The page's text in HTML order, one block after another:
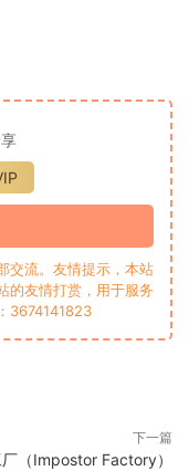
交流。友情提示，本站
的友情打赏，用于服务
3674141823
下一篇
（Impostor Factory）